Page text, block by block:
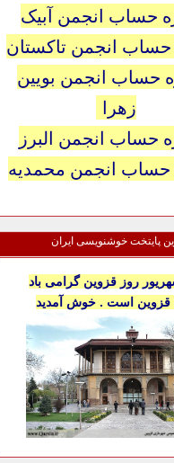
حساب انجمن آبیک
انجمن تاکستان
حساب انجمن بویین
زهرا
حساب انجمن البرز
حساب انجمن محمدیه
پایتخت خوشنویسی ایران
روز قزوین گرامی باد
قزوین است . خوش آمدید